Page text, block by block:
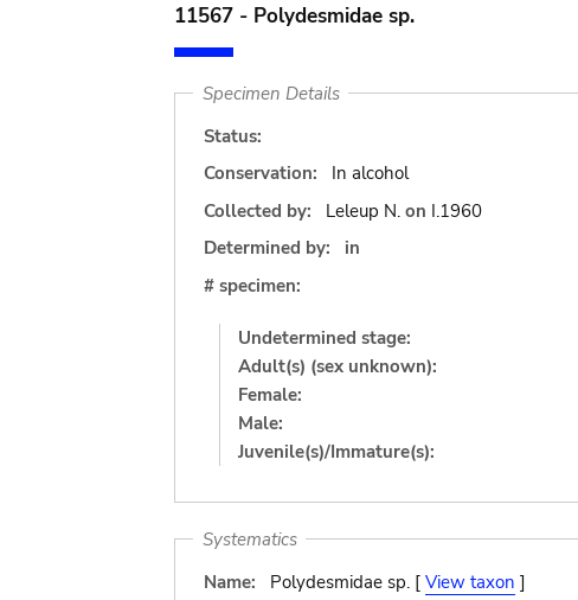
11567 - Polydesmidae sp.
Specimen Details
Status:
Conservation:
In alcohol
Collected by:
Leleup N. on I.1960
Determined by:
in
# specimen:
Undetermined stage:
Adult(s) (sex unknown):
Female:
Male:
Juvenile(s)/Immature(s):
Systematics
Name:
Polydesmidae sp. [ View taxon ]